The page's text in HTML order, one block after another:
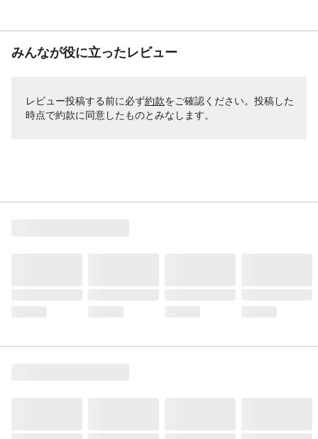
みんなが役に立ったレビュー
レビュー投稿する前に必ず約款をご確認ください。投稿した
時点で約款に同意したものとみなします。